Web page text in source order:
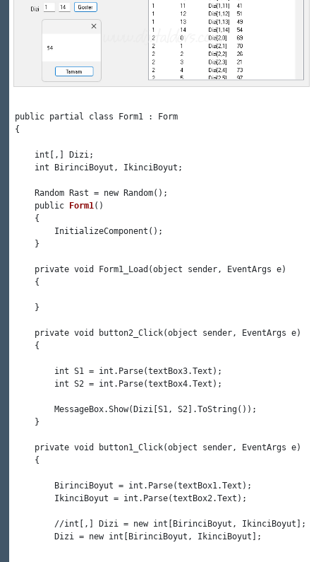
public partial class Form1 : Form
{
     int[,] Dizi;
     int BirinciBoyut, IkinciBoyut;
     Random Rast = new Random();
     public
Form1()
     {
         InitializeComponent();
     }
     private void Form1_Load(object sender, EventArgs e)
     {
     }
     private void button2_Click(object sender, EventArgs e)
     {
         int S1 = int.Parse(textBox3.Text);
         int S2 = int.Parse(textBox4.Text);
         MessageBox.Show(Dizi[S1, S2].ToString());
     }
     private void button1_Click(object sender, EventArgs e)
     {
         BirinciBoyut = int.Parse(textBox1.Text);
         IkinciBoyut = int.Parse(textBox2.Text);
         //int[,] Dizi = new int[BirinciBoyut, IkinciBoyut];
         Dizi = new int[BirinciBoyut, IkinciBoyut];